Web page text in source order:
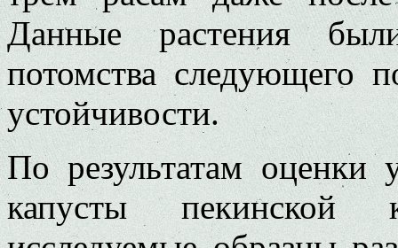
Данные растения
потомства следующего
устойчивости.
По результатам оценки
капусты пекинской